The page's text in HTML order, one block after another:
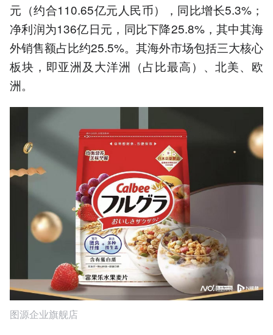
元（约合110.65亿元人民币），同比增长5.3%；
净利润为136亿日元，同比下降25.8%，其中其海
外销售额占比约25.5%。其海外市场包括三大核心
板块，即亚洲及大洋洲（占比最高）、北美、欧
洲。
图源企业旗舰店